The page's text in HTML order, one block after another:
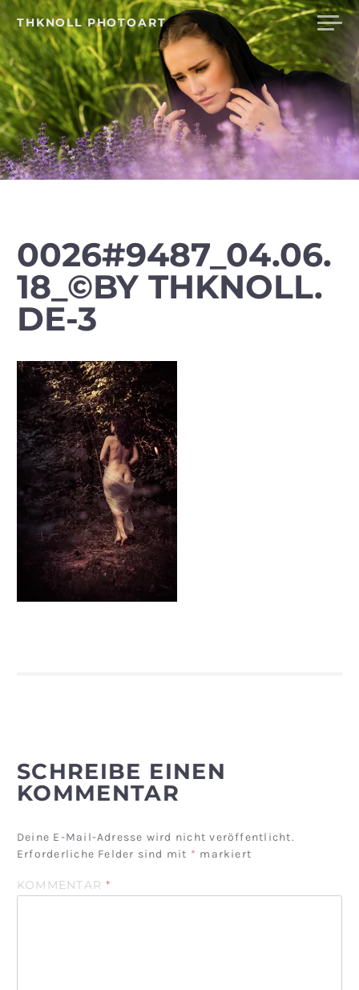
Skip
to
content
THKNOLL PHOTOART
0026#9487_04.06.
18_©BY THKNOLL.
DE-3
SCHREIBE EINEN
KOMMENTAR
Deine E-Mail-Adresse wird nicht veröffentlicht.
Erforderliche Felder sind mit * markiert
KOMMENTAR*